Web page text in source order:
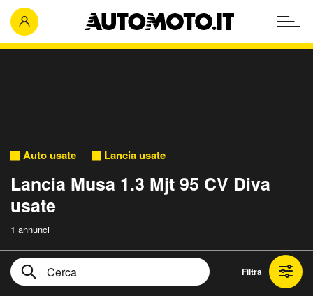
Auto usate Lancia usate
Lancia Musa 1.3 Mjt 95 CV Diva
usate
1 annunci
Filtra